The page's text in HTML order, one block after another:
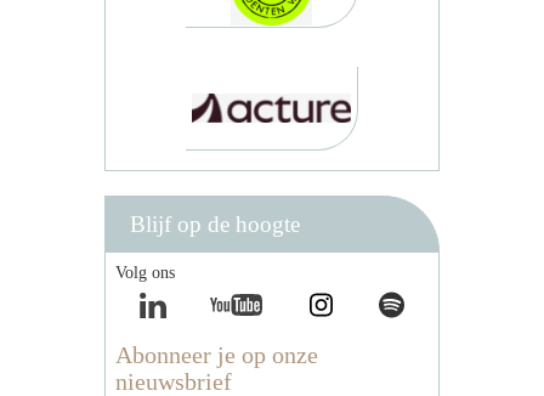
Blijf op de hoogte
Volg ons
Abonneer je op onze
nieuwsbrief